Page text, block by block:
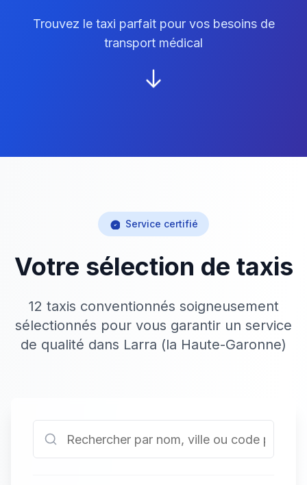
Trouvez le taxi parfait pour vos besoins de
transport médical
Service certifié
Votre sélection de taxis
12 taxis conventionnés soigneusement
sélectionnés pour vous garantir un service
de qualité dans Larra (la Haute-Garonne)